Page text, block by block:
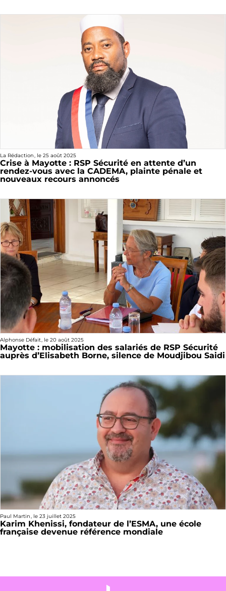
La Rédaction, le 25 août 2025
Crise à Mayotte : RSP Sécurité en attente d’un
rendez-vous avec la CADEMA, plainte pénale et
nouveaux recours annoncés
Alphonse Défait, le 20 août 2025
Mayotte : mobilisation des salariés de RSP Sécurité
auprès d’Elisabeth Borne, silence de Moudjibou Saidi
Paul Martin, le 23 juillet 2025
Karim Khenissi, fondateur de l’ESMA, une école
française devenue référence mondiale